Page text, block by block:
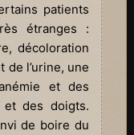
patients
étranges :
décoloration
l’urine, une
et des
des doigts.
de boire du